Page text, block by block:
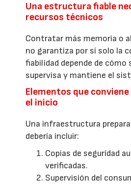
Una estructura fiable
recursos técnicos
Contratar más memoria o
no garantiza por sí solo la
fiabilidad depende de cómo
supervisa y mantiene el
Elementos que
el inicio
Una infraestructura
debería incluir:
Copias de seguridad
verificadas.
Supervisión del